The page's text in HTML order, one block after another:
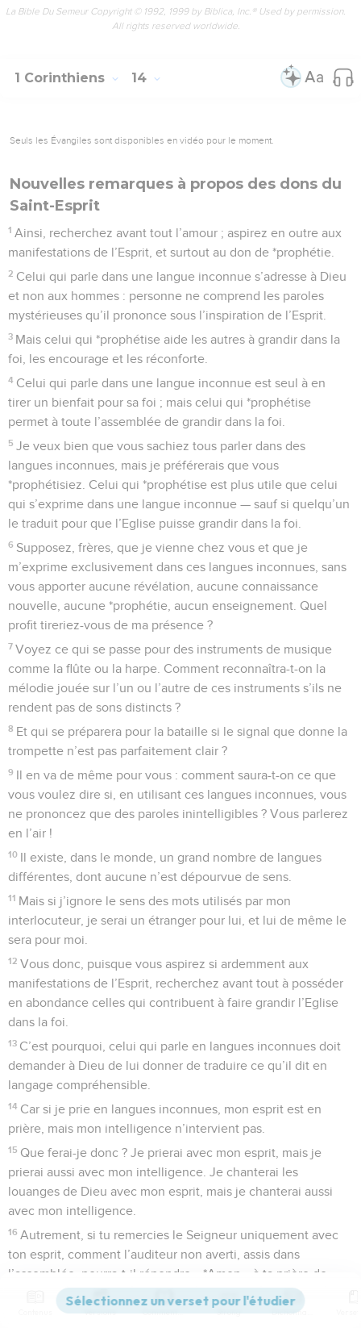
La Bible Du Semeur Copyright © 1992, 1999 by Biblica, Inc.® Used by permission.
All rights reserved worldwide.
1 Corinthiens 14
Seuls les Évangiles sont disponibles en vidéo pour le moment.
Nouvelles remarques à propos des dons du
Saint-Esprit
1 Ainsi, recherchez avant tout l’amour ; aspirez en outre aux
manifestations de l’Esprit, et surtout au don de *prophétie.
2 Celui qui parle dans une langue inconnue s’adresse à Dieu
et non aux hommes : personne ne comprend les paroles
mystérieuses qu’il prononce sous l’inspiration de l’Esprit.
3 Mais celui qui *prophétise aide les autres à grandir dans la
foi, les encourage et les réconforte.
4 Celui qui parle dans une langue inconnue est seul à en
tirer un bienfait pour sa foi ; mais celui qui *prophétise
permet à toute l’assemblée de grandir dans la foi.
5 Je veux bien que vous sachiez tous parler dans des
langues inconnues, mais je préférerais que vous
*prophétisiez. Celui qui *prophétise est plus utile que celui
qui s’exprime dans une langue inconnue — sauf si quelqu’un
le traduit pour que l’Eglise puisse grandir dans la foi.
6 Supposez, frères, que je vienne chez vous et que je
m’exprime exclusivement dans ces langues inconnues, sans
vous apporter aucune révélation, aucune connaissance
nouvelle, aucune *prophétie, aucun enseignement. Quel
profit tireriez-vous de ma présence ?
7 Voyez ce qui se passe pour des instruments de musique
comme la flûte ou la harpe. Comment reconnaîtra-t-on la
mélodie jouée sur l’un ou l’autre de ces instruments s’ils ne
rendent pas de sons distincts ?
8 Et qui se préparera pour la bataille si le signal que donne la
trompette n’est pas parfaitement clair ?
9 Il en va de même pour vous : comment saura-t-on ce que
vous voulez dire si, en utilisant ces langues inconnues, vous
ne prononcez que des paroles inintelligibles ? Vous parlerez
en l’air !
10 Il existe, dans le monde, un grand nombre de langues
différentes, dont aucune n’est dépourvue de sens.
11 Mais si j’ignore le sens des mots utilisés par mon
interlocuteur, je serai un étranger pour lui, et lui de même le
sera pour moi.
12 Vous donc, puisque vous aspirez si ardemment aux
manifestations de l’Esprit, recherchez avant tout à posséder
en abondance celles qui contribuent à faire grandir l’Eglise
dans la foi.
13 C’est pourquoi, celui qui parle en langues inconnues doit
demander à Dieu de lui donner de traduire ce qu’il dit en
langage compréhensible.
14 Car si je prie en langues inconnues, mon esprit est en
prière, mais mon intelligence n’intervient pas.
15 Que ferai-je donc ? Je prierai avec mon esprit, mais je
prierai aussi avec mon intelligence. Je chanterai les
louanges de Dieu avec mon esprit, mais je chanterai aussi
avec mon intelligence.
16 Autrement, si tu remercies le Seigneur uniquement avec
ton esprit, comment l’auditeur non averti, assis dans
l’assemblée, pourra-t-il répondre « *Amen » à ta prière de
reconnaissance, puisqu’il ne comprend pas ce que tu dis ?
Ta prière de reconnaissance a beau être sublime, l’autre
Versions Commentaires Strong